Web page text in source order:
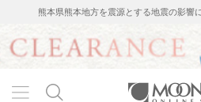
熊本県熊本地方を震源とする地震の影響